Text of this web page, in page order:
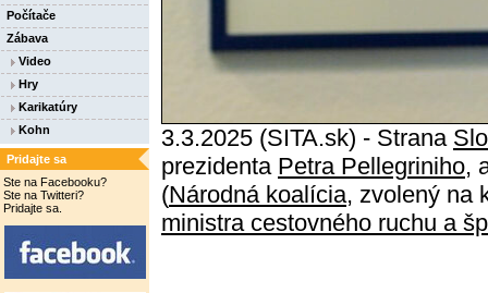
Počítače
Zábava
Video
Hry
Karikatúry
Kohn
Pridajte sa
Ste na Facebooku?
Ste na Twitteri?
Pridajte sa.
3.3.2025 (SITA.sk) - Strana
prezidenta Petra Pellegriniho,
(Národná koalícia, zvolený na
ministra cestovného ruchu a